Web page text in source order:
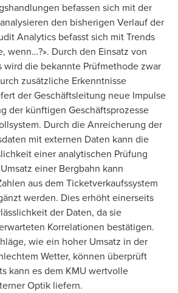
befassen sich mit der
den bisherigen Verlauf der
Analytics befasst sich mit Trends
wenn…?». Durch den Einsatz von
wird die bekannte Prüfmethode zwar
zusätzliche Erkenntnisse
der Geschäftsleitung neue Impulse
der künftigen Geschäftsprozesse
Durch die Anreicherung der
mit externen Daten kann die
einer analytischen Prüfung
einer Bergbahn kann
aus dem Ticketverkaufssystem
werden. Dies erhöht einerseits
der Daten, da sie
Korrelationen bestätigen.
wie ein hoher Umsatz in der
Wetter, können überprüft
kann es dem KMU wertvolle
Optik liefern.